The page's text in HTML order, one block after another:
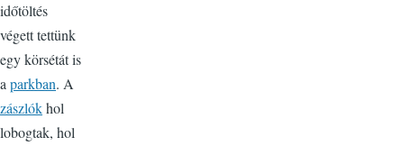
időtöltés
végett tettünk
egy körsétát is
aparkban. A
zászlókhol
lobogtak, hol